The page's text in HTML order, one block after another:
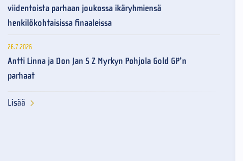
viidentoista parhaan joukossa ikäryhmiensä
henkilökohtaisissa finaaleissa
26.7.2026
Antti Linna ja Don Jan S Z Myrkyn Pohjola Gold GP’n
parhaat
Lisää